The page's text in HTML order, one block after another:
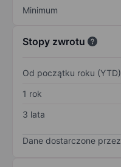
Minimum
Stopy zwrotu
Od początku roku (YTD)
1 rok
3 lata
Dane dostarczone przez